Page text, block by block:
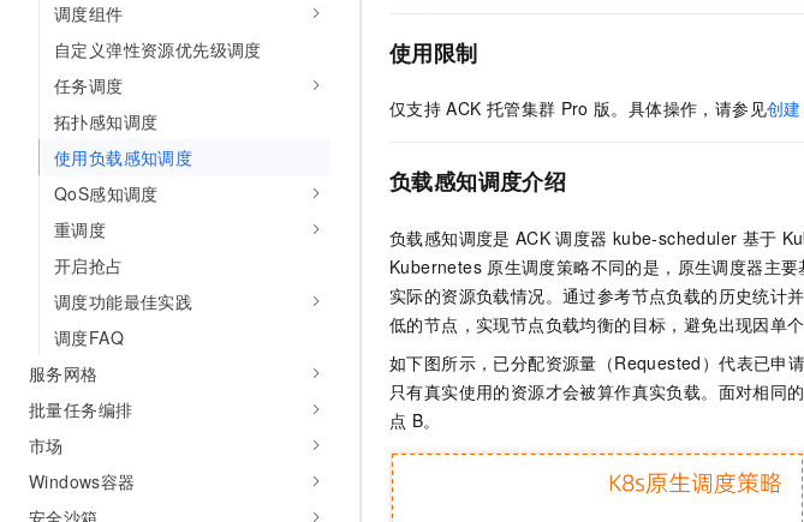
调度组件
自定义弹性资源优先级调度
任务调度
拓扑感知调度
使用负载感知调度
QoS感知调度
重调度
开启抢占
调度功能最佳实践
调度FAQ
服务网格
批量任务编排
市场
Windows容器
安全沙箱
使用限制
仅支持 ACK 托管集群 Pro 版。具体操作，请参见创建
负载感知调度介绍
负载感知调度是 ACK 调度器 kube-scheduler 基于
Kubernetes 原生调度策略不同的是，原生调度器主
实际的资源负载情况。通过参考节点负载的历史统计
低的节点，实现节点负载均衡的目标，避免出现因单
如下图所示，已分配资源量（Requested）代表已申
只有真实使用的资源才会被算作真实负载。面对相同
点 B。